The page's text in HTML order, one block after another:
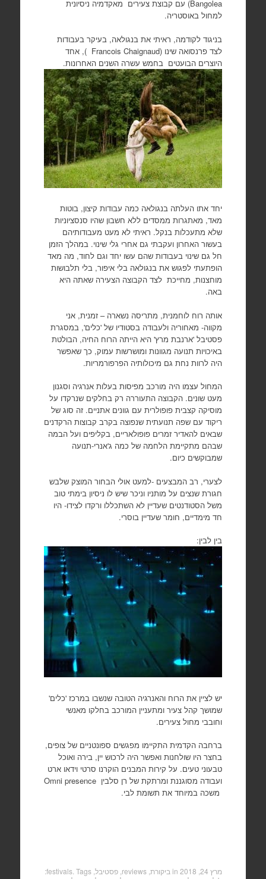
Bangolea) עם קבוצת צעירים מאקדמיה ניסיונית
למחול באוסטריה.
בניגוד לקודמה, ראיתי את בנגולאה, בעיקר בעבודות
לצד פרנסואה שינו (Francois Chaignaud ), אחד
היוצרים הבועטים בחמש עשרה השנים האחרונות.
יחד אתו העלתה בנגולאה כמה עבודות קיצון, בוטות
מאד, מאתגרות ממסדים ללא חשבון שהיו סנסציוניות
שלא מתעכלות בנקל. ראיתי לא מעט מעבודותיהם
בעשור האחרון ועקבתי גם אחרי גלי שינוי. במהלך הזמן
חל גם שינוי בעבודות שהם עשו יחד וגם לחוד, מה מאד
הופתעתי לפגוש את בנגולאה בלי איפור, בלי תלבושות
מוחצנות, מחייכת לצד הקבוצה הצעירה שאתה היא
באה.
אותה רוח לוחמנית, מתריסה נשארה – זמנית, אני
מקווה- מאחוריה ולעבודה בסטודיו של 'כלים', במסגרת
פסטיבל 'ארנבת מרץ' היא הייתה הרוח החיה, הבולטת
באיכויות תנועה מגוונות ומושרשות עמוק, כך שאפשר
היה לרוות נחת גם מיכולותיה הפרפורמריות.
המחול עצמו היה מורכב מפיסות בעלות אנרגיה וסגנון
מעט שונים. הקבוצה התעוררה רק בחלקים שנרקדו על
מוסיקה קצבית פופולרית עם גוונים אתניים. זה סוג של
ריקוד עם שפה תנועתית שנפוצה בקרב קבוצות הרקדנים
שבאים להאדיר זמרים פופולאריים, בקליפים ועל הבמה
שבהם מתקיימת הלחמה של כמה ג'אנרי-תנועה
שמבוקשים כיום.
לצערי, רב המבצעים -למעט אולי הבחור המוצק שלבש
חגורת שנצים על מותניו וניכר שיש לו ניסיון בימתי טוב
משל הסטודנטים שעדיין לא השתכללו ורקדו לצידו- היו
חד מימדיים, חומר שעדיין בוסרי.
בין לבין:
יש לציין את הרוח והאנרגיה הטובה שנשבו במרכז 'כלים'
שמושך קהל צעיר ומתעניין המורכב בחלקו מאנשי
וחובבי מחול צעירים.
ברחבה הקדמית התקיימו מפגשים ספונטניים של צופים,
בחצר היו שולחנות ואפשר היה לרכוש יין, בירה ואוכל
טבעוני טעים. על קירות המבנים הוקרנו סרטי וידאו ארט
ועבודה מסוגננת ומרתקת של רן סלבין Omni presence
משכה במיוחד את תשומת לבי.
מרץ 24, 2018 in ביקורת, reviews פסטיבל, festivals . Tags: